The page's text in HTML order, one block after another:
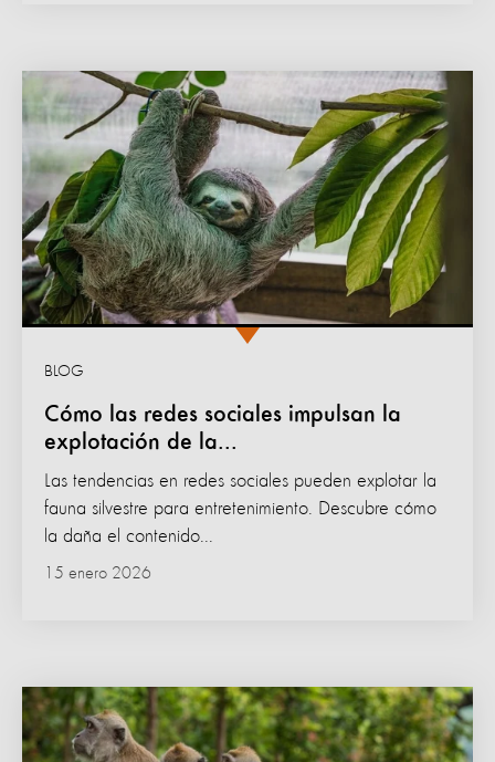
Cómo las redes sociales impulsan la
explotación de la...
BLOG
15 enero 2026
Las tendencias en redes sociales pueden explotar la
fauna silvestre para entretenimiento. Descubre cómo
la daña el contenido...